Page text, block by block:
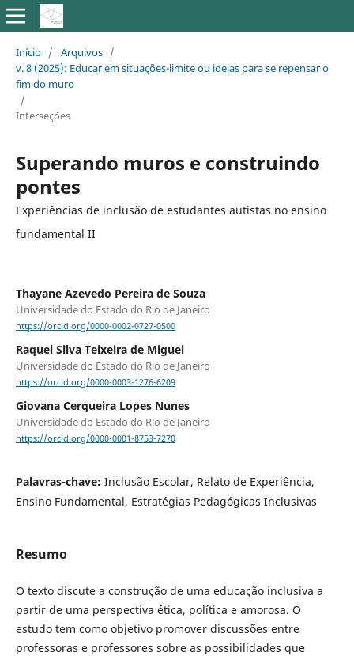
Início / Arquivos /
v. 8 (2025): Educar em situações-limite ou ideias para se repensar o
fim do muro
/
Interseções
Superando muros e construindo
pontes
Experiências de inclusão de estudantes autistas no ensino
fundamental II
Thayane Azevedo Pereira de Souza
Universidade do Estado do Rio de Janeiro
https://orcid.org/0000-0002-0727-0500
Raquel Silva Teixeira de Miguel
Universidade do Estado do Rio de Janeiro
https://orcid.org/0000-0003-1276-6209
Giovana Cerqueira Lopes Nunes
Universidade do Estado do Rio de Janeiro
https://orcid.org/0000-0001-8753-7270
Palavras-chave: Inclusão Escolar, Relato de Experiência,
Ensino Fundamental, Estratégias Pedagógicas Inclusivas
Resumo
O texto discute a construção de uma educação inclusiva a
partir de uma perspectiva ética, política e amorosa. O
estudo tem como objetivo promover discussões entre
professoras e professores sobre as possibilidades que